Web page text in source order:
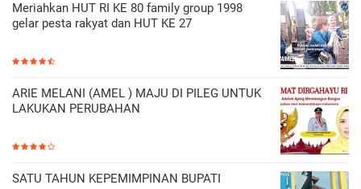
Meriahkan HUT RI KE 80 family group 1998
gelar pesta rakyat dan HUT KE 27
ARIE MELANI (AMEL ) MAJU DI PILEG UNTUK
LAKUKAN PERUBAHAN
SATU TAHUN KEPEMIMPINAN BUPATI